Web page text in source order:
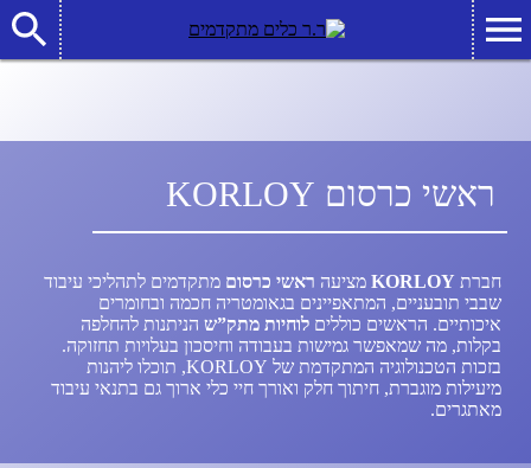
ראשי כרסום KORLOY
חברת KORLOY מציעה ראשי כרסום מתקדמים לתהליכי עיבוד
שבבי תובעניים, המתאפיינים בגאומטריה חכמה ובחומרים
איכותיים. הראשים כוללים לוחיות מתק”ש הניתנות להחלפה
בקלות, מה שמאפשר גמישות בעבודה וחיסכון בעלויות תחזוקה.
בזכות הטכנולוגיה המתקדמת של KORLOY, תוכלו ליהנות
מיעילות מוגברת, חיתוך חלק ואורך חיי כלי ארוך גם בתנאי עיבוד
מאתגרים.